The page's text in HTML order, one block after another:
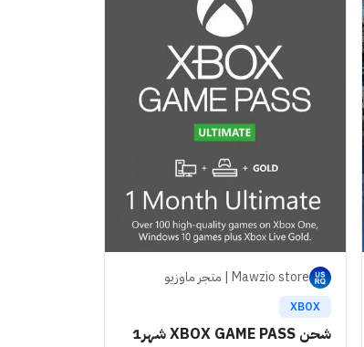
Mawzio store | متجر ماوزيو
XBOX
شحن XBOX GAME PASS شهر1